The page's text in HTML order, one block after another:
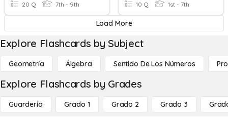
20 Q 7th - 9th 10 Q 1st - 7th
Load More
Explore Flashcards by Subject
Geometría Álgebra Sentido De Los Números
Explore Flashcards by Grades
Guardería Grado 1 Grado 2 Grado 3